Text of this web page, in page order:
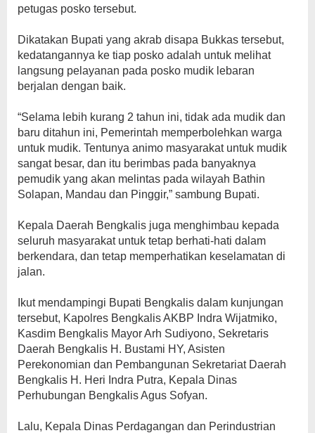
petugas posko tersebut.
Dikatakan Bupati yang akrab disapa Bukkas tersebut,
kedatangannya ke tiap posko adalah untuk melihat
langsung pelayanan pada posko mudik lebaran
berjalan dengan baik.
“Selama lebih kurang 2 tahun ini, tidak ada mudik dan
baru ditahun ini, Pemerintah memperbolehkan warga
untuk mudik. Tentunya animo masyarakat untuk mudik
sangat besar, dan itu berimbas pada banyaknya
pemudik yang akan melintas pada wilayah Bathin
Solapan, Mandau dan Pinggir,” sambung Bupati.
Kepala Daerah Bengkalis juga menghimbau kepada
seluruh masyarakat untuk tetap berhati-hati dalam
berkendara, dan tetap memperhatikan keselamatan di
jalan.
Ikut mendampingi Bupati Bengkalis dalam kunjungan
tersebut, Kapolres Bengkalis AKBP Indra Wijatmiko,
Kasdim Bengkalis Mayor Arh Sudiyono, Sekretaris
Daerah Bengkalis H. Bustami HY, Asisten
Perekonomian dan Pembangunan Sekretariat Daerah
Bengkalis H. Heri Indra Putra, Kepala Dinas
Perhubungan Bengkalis Agus Sofyan.
Lalu, Kepala Dinas Perdagangan dan Perindustrian